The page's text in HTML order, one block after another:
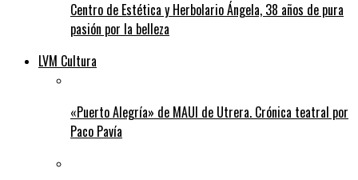
Centro de Estética y Herbolario Ángela, 38 años de pura
pasión por la belleza
LVM Cultura
«Puerto Alegría» de MAUI de Utrera. Crónica teatral por
Paco Pavía